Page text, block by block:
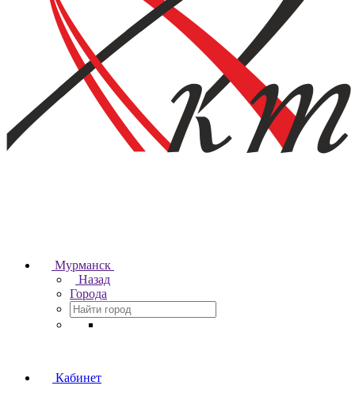
Мурманск
Назад
Города
Кабинет